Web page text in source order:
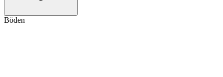
Böden